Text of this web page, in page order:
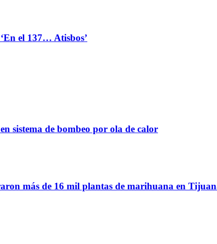
el 137… Atisbos’
sistema de bombeo por ola de calor
más de 16 mil plantas de marihuana en